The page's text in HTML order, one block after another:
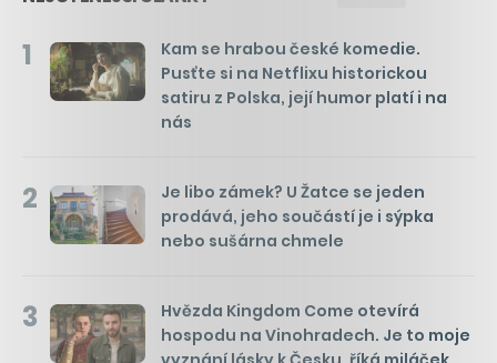
1
Kam se hrabou české komedie.
Pusťte si na Netflixu historickou
satiru z Polska, její humor platí i na
nás
2
Je libo zámek? U Žatce se jeden
prodává, jeho součástí je i sýpka
nebo sušárna chmele
3
Hvězda Kingdom Come otevírá
hospodu na Vinohradech. Je to moje